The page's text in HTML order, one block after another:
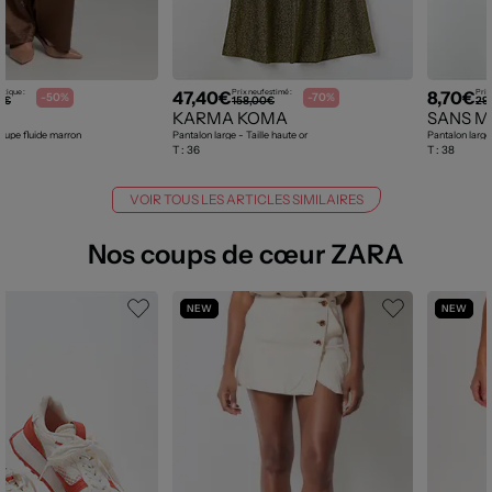
: -50%
fluide marron
47,40€Prix neuf estimé :
158,00€ -70%
KARMA KOMA
Pantalon large - Taille haute or
T : 36
8,70€Prix
SANS
Pantalon
T : 38
VOIR TOUS LES ARTICLES SIMILAIRES
Nos coups de cœur ZARA
NEW NEW